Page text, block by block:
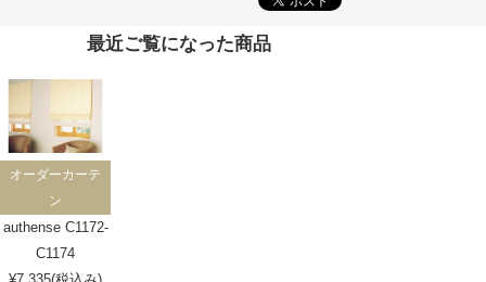
最近ご覧になった商品
オーダーカーテ
ン
authense C1172-
C1174